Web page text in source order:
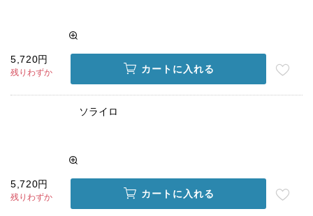
5,720円
残りわずか カートに入れる
ソライロ
5,720円
残りわずか カートに入れる